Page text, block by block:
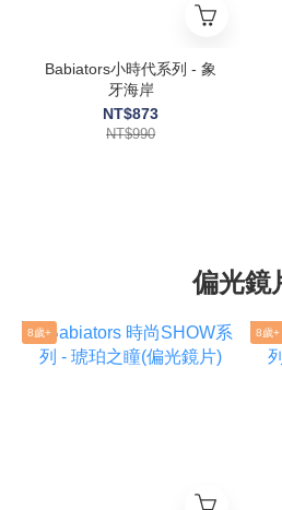
Babiators小時代系列 - 象
牙海岸
NT$873
NT$990
偏光鏡
8歲+ 8歲+